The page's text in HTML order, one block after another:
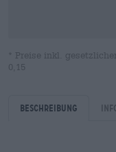
* Preise inkl.
0,15
Beschreibung